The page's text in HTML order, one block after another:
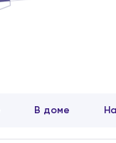
В доме